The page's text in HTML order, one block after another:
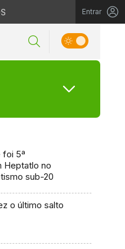
Entrar
foi 5ª
Heptatlo no
sub-20
o último salto